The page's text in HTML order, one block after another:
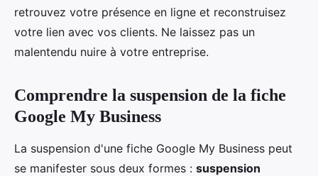
retrouvez votre présence en ligne et reconstruisez
votre lien avec vos clients. Ne laissez pas un
malentendu nuire à votre entreprise.
Comprendre la suspension de la fiche
Google My Business
La suspension d'une fiche Google My Business peut
se manifester sous deux formes : suspension